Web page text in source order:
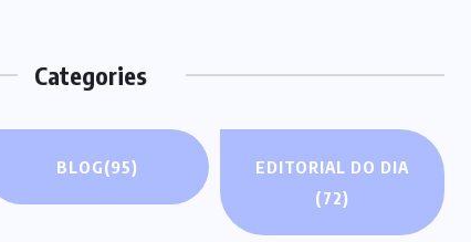
Categories
BLOG(95)
EDITORIAL DO DIA
(72)